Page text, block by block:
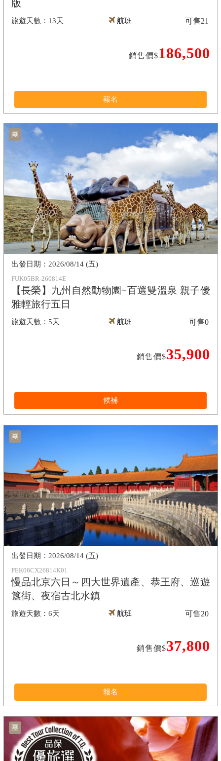
版
13天 航班
銷售價$186,500
可售21
報名
團
FUK05BR-260814E
【長榮】九州自然動物園~百選雙溫泉 親子優
雅輕旅行五日
5天
2026/08/14 (五)
航班
銷售價$35,900
可售0
候補
團
PEK06CX26814K01
慢品北京六日～四大世界遺產、恭王府、巡遊
簋街、夜宿古北水鎮
6天
2026/08/14 (五)
航班
銷售價$37,800
可售20
報名
團